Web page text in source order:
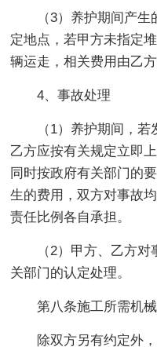
（3）养护期间产
定地点，若甲方未指定
辆运走，相关费用由乙方
4、事故处理
（1）养护期间，
乙方应按有关规定立即
同时按政府有关部门的
生的费用，双方对事故
责任比例各自承担。
（2）甲方、乙方
关部门的认定处理。
第八条施工所需机
除双方另有约定外